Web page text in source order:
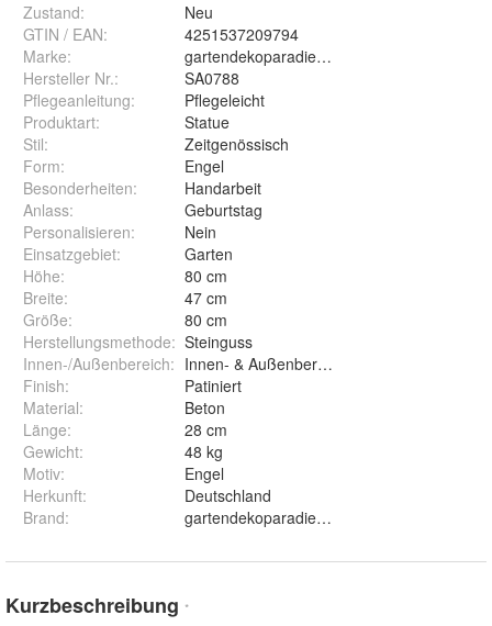
Zustand:
Neu
GTIN / EAN:
4251537209794
Marke:
gartendekoparadies.de
Hersteller Nr.:
SA0788
Pflegeanleitung:
Pflegeleicht
Produktart:
Statue
Stil:
Zeitgenössisch
Form:
Engel
Besonderheiten:
Handarbeit
Anlass:
Geburtstag
Personalisieren:
Nein
Einsatzgebiet:
Garten
Höhe:
80 cm
Breite:
47 cm
Größe:
80 cm
Herstellungsmethode: Steinguss
Innen-/Außenbereich: Innen- & Außenbereich
Finish:
Patiniert
Material:
Beton
Länge:
28 cm
Gewicht:
48 kg
Motiv:
Engel
Herkunft:
Deutschland
Brand: gartendekoparadies.de
Kurzbeschreibung *